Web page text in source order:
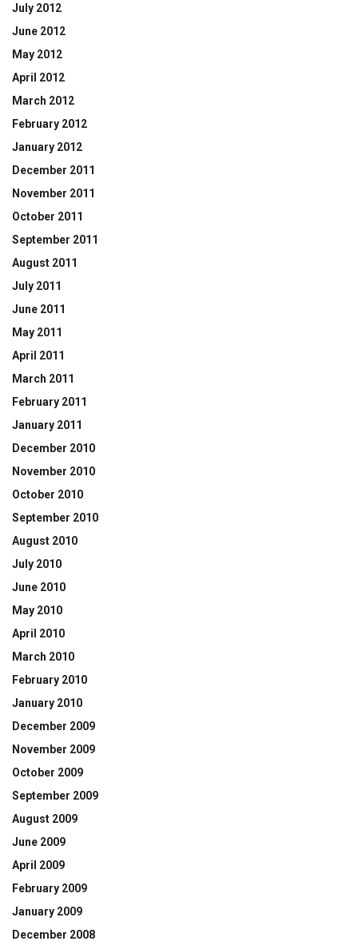
July 2012
June 2012
May 2012
April 2012
March 2012
February 2012
January 2012
December 2011
November 2011
October 2011
September 2011
August 2011
July 2011
June 2011
May 2011
April 2011
March 2011
February 2011
January 2011
December 2010
November 2010
October 2010
September 2010
August 2010
July 2010
June 2010
May 2010
April 2010
March 2010
February 2010
January 2010
December 2009
November 2009
October 2009
September 2009
August 2009
June 2009
April 2009
February 2009
January 2009
December 2008